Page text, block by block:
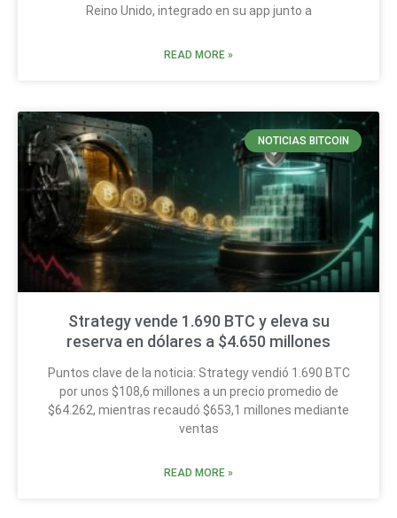
Reino Unido, integrado en su app junto a
READ MORE »
NOTICIAS BITCOIN
Strategy vende 1.690 BTC y eleva su
reserva en dólares a $4.650 millones
Puntos clave de la noticia: Strategy vendió 1.690 BTC
por unos $108,6 millones a un precio promedio de
$64.262, mientras recaudó $653,1 millones mediante
ventas
READ MORE »